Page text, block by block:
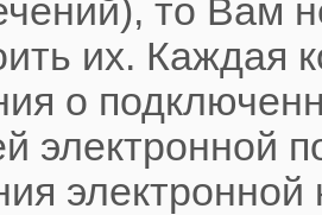
то Вам
их. Каждая
о
электронной